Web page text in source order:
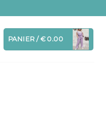
PANIER /€0.00